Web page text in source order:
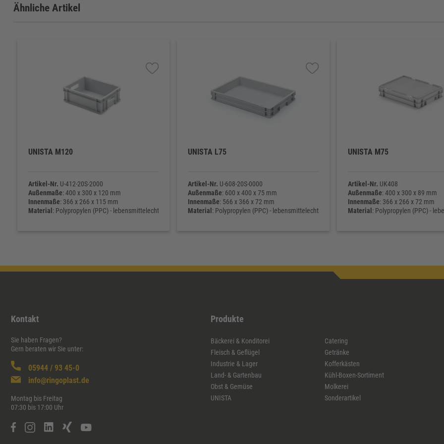
Ähnliche Artikel
UNISTA M120
Artikel-Nr. U-412-20S-2000
Außenmaße: 400 x 300 x 120 mm
Innenmaße: 366 x 266 x 115 mm
Material : Polypropylen (PPC) - lebensmittelecht
UNISTA L75
Artikel-Nr. U-608-20S-0000
Außenmaße: 600 x 400 x 75 mm
Innenmaße: 566 x 366 x 72 mm
Material : Polypropylen (PPC) - lebensmittelecht
UNISTA M75
Artikel-Nr. UK408
Außenmaße: 400 x 300 x 89 mm
Innenmaße: 366 x 266 x 72 mm
Material : Polypropylen (PPC) -
Kontakt
Sie haben Fragen?
Gern beraten wir Sie unter:
05944 / 93 45-0
info@ringoplast.de
Montag bis Freitag
07:30 bis 17:00 Uhr
Produkte
Bäckerei & Konditorei
Fleisch & Geflügel
Industrie & Lager
Land- & Gartenbau
Obst & Gemüse
UNISTA
Catering
Getränke
Kofferkästen
Kühl-Boxen-Sortiment
Molkerei
Sonderartikel